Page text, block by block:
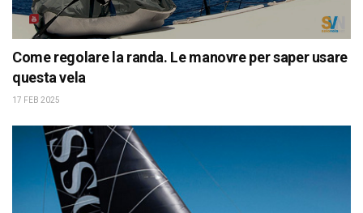
Come regolare la randa. Le manovre per saper usare
questa vela
17 FEB 2025